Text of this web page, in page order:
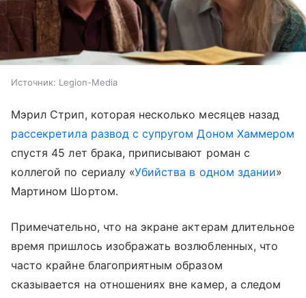
Источник: Legion-Media
Мэрил Стрип, которая несколько месяцев назад
рассекретила развод с супругом Доном Хаммером
спустя 45 лет брака, приписывают роман с
коллегой по сериалу «Убийства в одном здании»
Мартином Шортом.
Примечательно, что на экране актерам длительное
время пришлось изображать возлюбленных, что
часто крайне благоприятным образом
сказывается на отношениях вне камер, а следом